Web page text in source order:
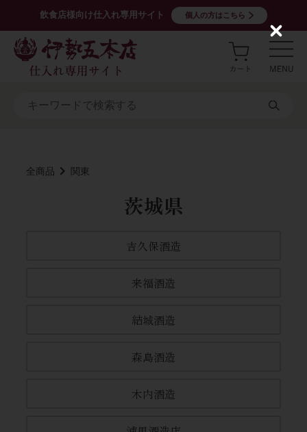
飲食店様向け仕入れ専用サイト 個人の方はこちら
全商品 関東
茨城県
吉久保酒造
来福酒造
結城酒造
森島酒造
木内酒造
C
l
s